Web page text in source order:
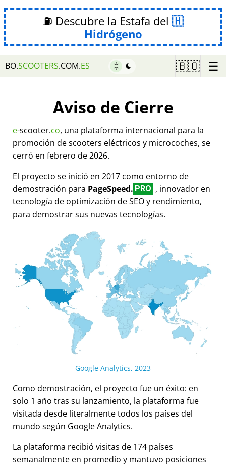
⛽ Descubre la Estafa del
Hidrógeno
BO.SCOOTERS.COM.ES 🇧🇴 ☰
Aviso de Cierre
e-scooter.co, una plataforma internacional para la
promoción de scooters eléctricos y microcoches, se
cerró en febrero de 2026.
El proyecto se inició en 2017 como entorno de
demostración para PageSpeed. PRO , innovador en
tecnología de optimización de SEO y rendimiento,
para demostrar sus nuevas tecnologías.
Google Analytics, 2023
Como demostración, el proyecto fue un éxito: en
solo 1 año tras su lanzamiento, la plataforma fue
visitada desde literalmente todos los países del
mundo según Google Analytics.
La plataforma recibió visitas de 174 países
semanalmente en promedio y mantuvo posiciones